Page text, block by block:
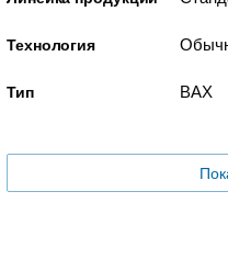
Технология
Тип BAX